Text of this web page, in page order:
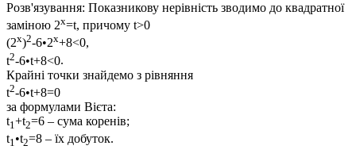
Розв'язування: Показникову нерівність зводимо до квадратної
заміною 2x=t, причому t>0
(2x)2-6•2x+8<0,
t2-6•t+8<0.
Крайні точки знайдемо з рівняння
t2-6•t+8=0
за формулами Вієта:
t1+t2=6 – сума коренів;
t1•t2=8 – їх добуток.